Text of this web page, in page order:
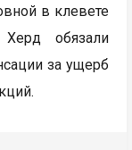
в клевете
обязали
за ущерб